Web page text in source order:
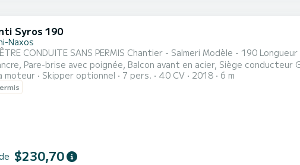
Syros 190
Naxos
PERMIS Chantier - Salmeri Modèle - 190 Longueur pi. - 5,7 m Largeur - 2,25 m environ Accessoires -
Pare-brise avec poignée, Balcon avant en acier, Siège conducteur
Coussins, Tableau électrique GPS - OUI Moteur - Honda 40HP
de croisière - 8 litres/heure Permis - NON Année - 2017 Couleur - Blanc
moteur Skipper optionnel 7 pers. 40 CV 2018 6 m
$230,70